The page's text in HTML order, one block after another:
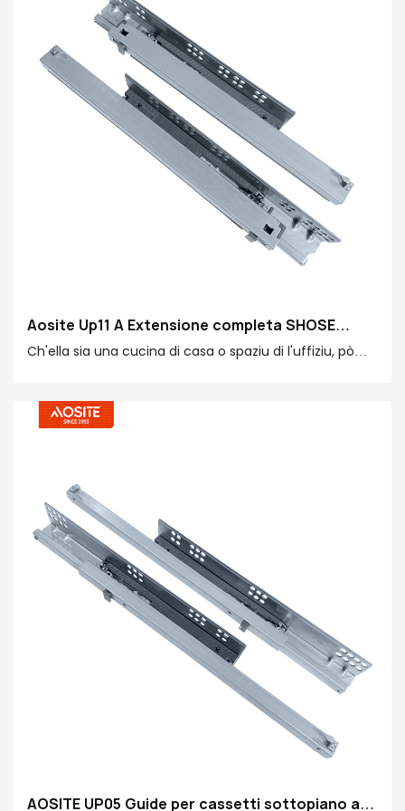
Aosite Up11 A Extensione completa SHOSE
RIGHT RISULTANTE SLIVE DI CIRCULAZIONE (CON
Ch'ella sia una cucina di casa o spaziu di l'uffiziu, pò
durabile
AOSITE UP05 Guide per cassetti sottopiano a